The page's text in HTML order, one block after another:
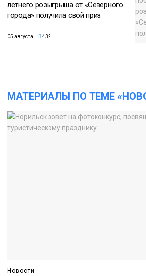
летнего розыгрыша от «Северного
города» получила свой приз
05 августа 432
МАТЕРИАЛЫ ПО ТЕМЕ
Новости